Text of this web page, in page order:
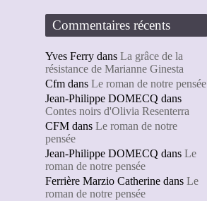
Commentaires récents
Yves Ferry dans La grâce de la
résistance de Marianne Ginesta
Cfm dans Le roman de notre pensée
Jean-Philippe DOMECQ dans
Contes noirs d'Olivia Resenterra
CFM dans Le roman de notre
pensée
Jean-Philippe DOMECQ dans Le
roman de notre pensée
Ferrière Marzio Catherine dans Le
roman de notre pensée